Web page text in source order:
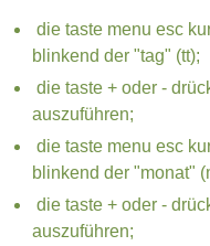
die taste menu esc
blinkend der "tag" (tt);
die taste + oder -
auszuführen;
die taste menu esc
blinkend der "monat"
die taste + oder -
auszuführen;